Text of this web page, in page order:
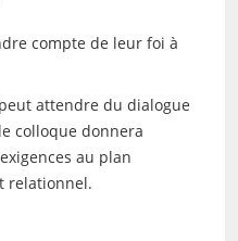
compte de leur foi à
attendre du dialogue
colloque donnera
au plan
relationnel.